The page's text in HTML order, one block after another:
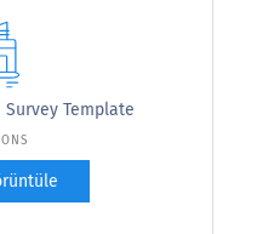
Template